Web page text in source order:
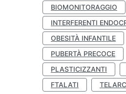
BIOMONITORAGGIO
INTERFERENTI
OBESITÀ INFANTILE
PUBERTÀ PRECOCE
PLASTICIZZANTI
FTALATI